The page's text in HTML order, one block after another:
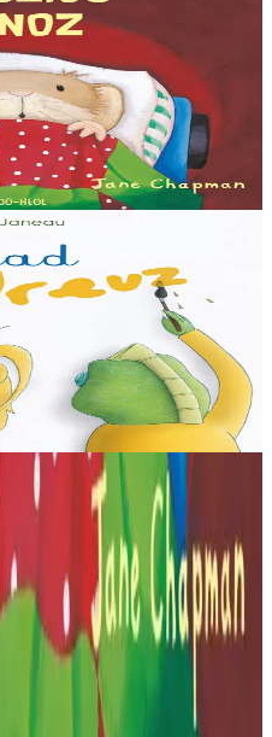
abalamour d'an holl drouzioù
c'hwezhañ hag o sutal ? Piv zo o
a gaver etre ar vugale en
tra hep e si, hag alies en deus